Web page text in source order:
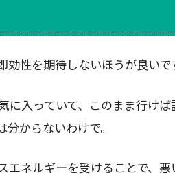
性を期待しないほうが良いで
に入っていて、このまま行け
からないわけで。
エネルギーを受けることで、